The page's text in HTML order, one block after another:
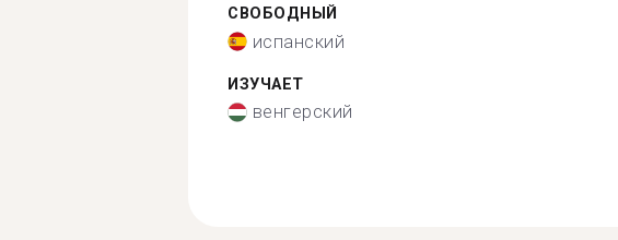
СВОБОДНЫЙ
испанский
ИЗУЧАЕТ
венгерский